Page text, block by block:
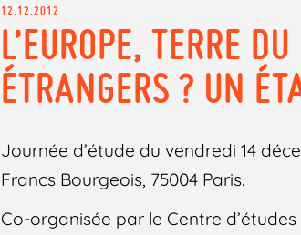
12.12.2012
L’EUROPE, TERRE
ÉTRANGERS ? UN
Journée d’étude du vendredi 14
Francs Bourgeois, 75004 Paris.
Co-organisée par le Centre